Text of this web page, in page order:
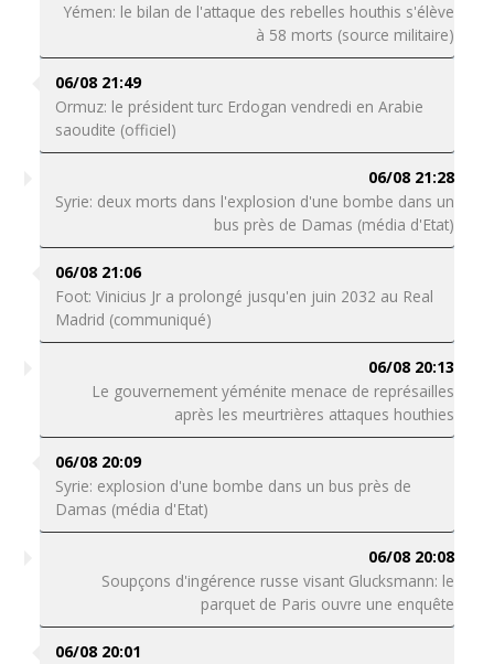
Yémen: le bilan de l'attaque des rebelles houthis s'élève
à 58 morts (source militaire)
06/08 21:49
Ormuz: le président turc Erdogan vendredi en Arabie
saoudite (officiel)
06/08 21:28
Syrie: deux morts dans l'explosion d'une bombe dans un
bus près de Damas (média d'Etat)
06/08 21:06
Foot: Vinicius Jr a prolongé jusqu'en juin 2032 au Real
Madrid (communiqué)
06/08 20:13
Le gouvernement yéménite menace de représailles
après les meurtrières attaques houthies
06/08 20:09
Syrie: explosion d'une bombe dans un bus près de
Damas (média d'Etat)
06/08 20:08
Soupçons d'ingérence russe visant Glucksmann: le
parquet de Paris ouvre une enquête
06/08 20:01